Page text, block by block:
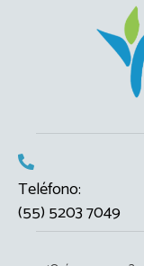
Teléfono:
(55) 5203 7049